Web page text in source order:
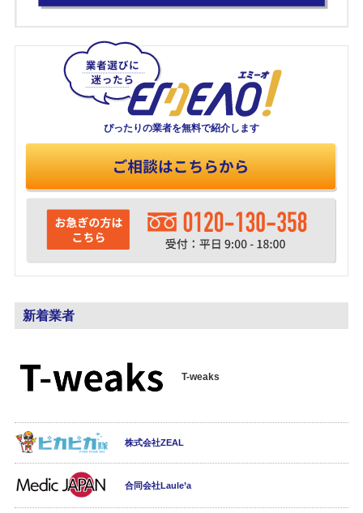
ぴったりの業者を無料で紹介します
新着業者
T-weaks
株式会社ZEAL
合同会社Laule’a